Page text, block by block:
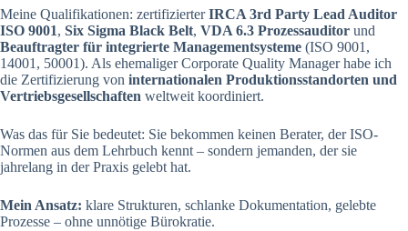
Meine Qualifikationen: zertifizierterIRCA 3rd Party Lead Auditor
ISO 9001, Six Sigma Black Belt, VDA 6.3 Prozessauditor und
Beauftragter für integrierte Managementsysteme (ISO 9001,
14001, 50001). Als ehemaliger Corporate Quality Manager habe ich
die Zertifizierung von internationalen Produktionsstandorten und
Vertriebsgesellschaften weltweit koordiniert.
Was das für Sie bedeutet: Sie bekommen keinen Berater, der ISO-
Normen aus dem Lehrbuch kennt – sondern jemanden, der sie
jahrelang in der Praxis gelebt hat.
Mein Ansatz: klare Strukturen, schlanke Dokumentation, gelebte
Prozesse – ohne unnötige Bürokratie.